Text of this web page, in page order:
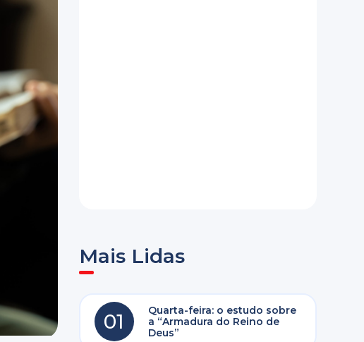
Mais Lidas
01
Quarta-feira: o estudo sobre
a “Armadura do Reino de
Deus”